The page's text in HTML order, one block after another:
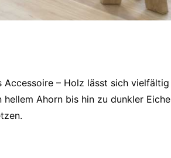
Accessoire – Holz lässt sich vielfältig
Ahorn bis hin zu dunkler Eiche